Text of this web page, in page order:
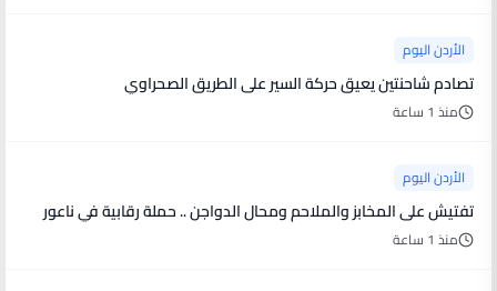
الأردن اليوم
تصادم شاحنتين يعيق حركة السير على الطريق الصحراوي
منذ 1 ساعة
الأردن اليوم
تفتيش على المخابز والملاحم ومحال الدواجن .. حملة رقابية في ناعور
منذ 1 ساعة